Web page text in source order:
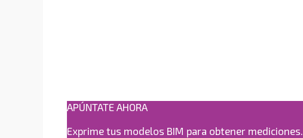
APÚNTATE AHORA
Exprime tus modelos BIM para obtener mediciones.